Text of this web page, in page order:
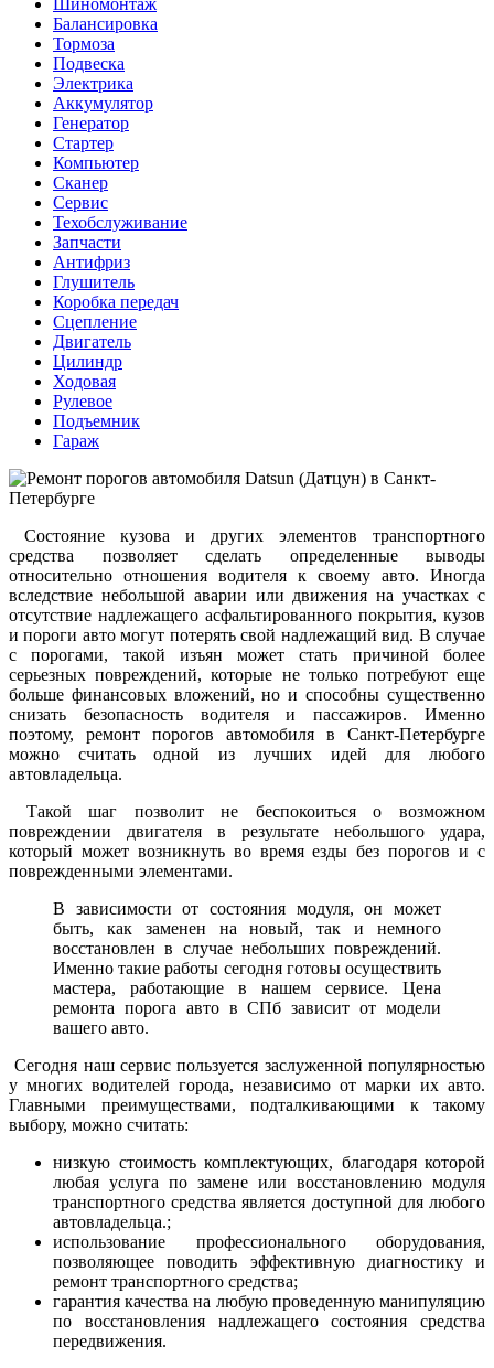
Шиномонтаж
Балансировка
Тормоза
Подвеска
Электрика
Аккумулятор
Генератор
Стартер
Компьютер
Сканер
Сервис
Техобслуживание
Запчасти
Антифриз
Глушитель
Коробка передач
Сцепление
Двигатель
Цилиндр
Ходовая
Рулевое
Подъемник
Гараж
Состояние кузова и других элементов транспортного
средства позволяет сделать определенные выводы
относительно отношения водителя к своему авто. Иногда
вследствие небольшой аварии или движения на участках с
отсутствие надлежащего асфальтированного покрытия, кузов
и пороги авто могут потерять свой надлежащий вид. В случае
с порогами, такой изъян может стать причиной более
серьезных повреждений, которые не только потребуют еще
больше финансовых вложений, но и способны существенно
снизать безопасность водителя и пассажиров. Именно
поэтому, ремонт порогов автомобиля в Санкт-Петербурге
можно считать одной из лучших идей для любого
автовладельца.
Такой шаг позволит не беспокоиться о возможном
повреждении двигателя в результате небольшого удара,
который может возникнуть во время езды без порогов и с
поврежденными элементами.
В зависимости от состояния модуля, он может
быть, как заменен на новый, так и немного
восстановлен в случае небольших повреждений.
Именно такие работы сегодня готовы осуществить
мастера, работающие в нашем сервисе. Цена
ремонта порога авто в СПб зависит от модели
вашего авто.
Сегодня наш сервис пользуется заслуженной популярностью
у многих водителей города, независимо от марки их авто.
Главными преимуществами, подталкивающими к такому
выбору, можно считать:
низкую стоимость комплектующих, благодаря которой
любая услуга по замене или восстановлению модуля
транспортного средства является доступной для любого
автовладельца.;
использование профессионального оборудования,
позволяющее поводить эффективную диагностику и
ремонт транспортного средства;
гарантия качества на любую проведенную манипуляцию
по восстановления надлежащего состояния средства
передвижения.